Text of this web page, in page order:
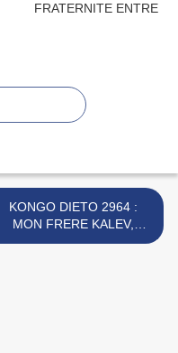
KONGO DIETO 2964 :
MON FRERE KALEV,
RESPECTONS NOUS ! >